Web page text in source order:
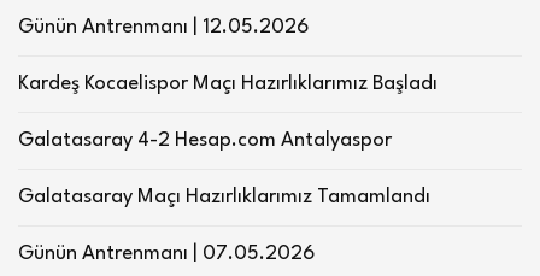
Günün Antrenmanı | 12.05.2026
Kardeş Kocaelispor Maçı Hazırlıklarımız Başladı
Galatasaray 4-2 Hesap.com Antalyaspor
Galatasaray Maçı Hazırlıklarımız Tamamlandı
Günün Antrenmanı | 07.05.2026